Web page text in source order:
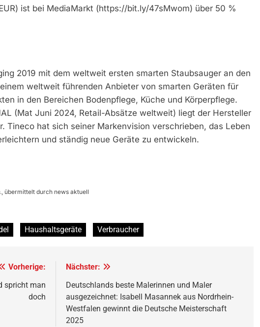
ist bei MediaMarkt (https://bit.ly/47sMwom) über 50 %
2019 mit dem weltweit ersten smarten Staubsauger an den
weltweit führenden Anbieter von smarten Geräten für
in den Bereichen Bodenpflege, Küche und Körperpflege.
(Mat Juni 2024, Retail-Absätze weltweit) liegt der Hersteller
Tineco hat sich seiner Markenvision verschrieben, das Leben
und ständig neue Geräte zu entwickeln.
übermittelt durch news aktuell
Haushaltsgeräte Verbraucher
Vorherige:
spricht man
doch
Nächster:
Deutschlands beste Malerinnen und Maler
ausgezeichnet: Isabell Masannek aus Nordrhein-
Westfalen gewinnt die Deutsche Meisterschaft
2025